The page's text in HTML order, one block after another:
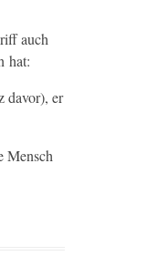
auch
hat:
davor), er
Men­sch